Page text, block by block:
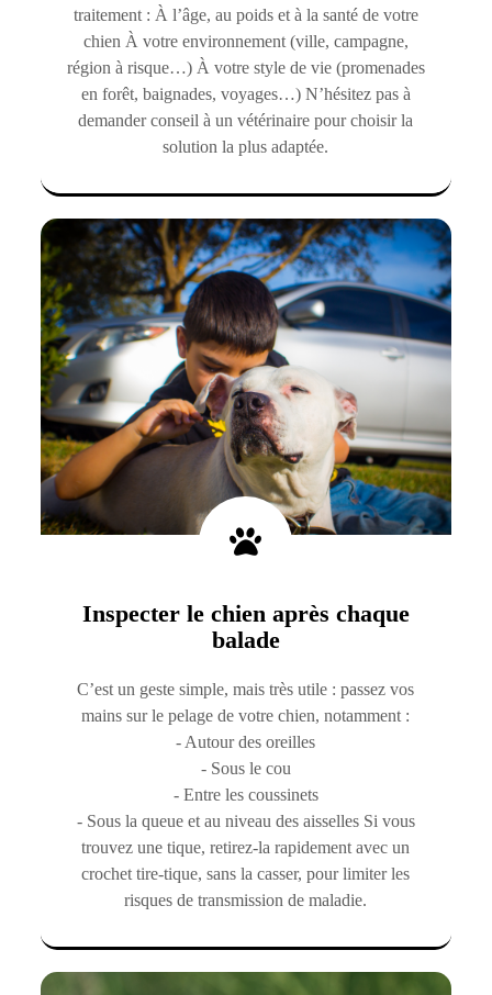
traitement : À l’âge, au poids et à la santé de votre
chien À votre environnement (ville, campagne,
région à risque…) À votre style de vie (promenades
en forêt, baignades, voyages…) N’hésitez pas à
demander conseil à un vétérinaire pour choisir la
solution la plus adaptée.
Inspecter le chien après chaque
balade
C’est un geste simple, mais très utile : passez vos
mains sur le pelage de votre chien, notamment :
- Autour des oreilles
- Sous le cou
- Entre les coussinets
- Sous la queue et au niveau des aisselles Si vous
trouvez une tique, retirez-la rapidement avec un
crochet tire-tique, sans la casser, pour limiter les
risques de transmission de maladie.